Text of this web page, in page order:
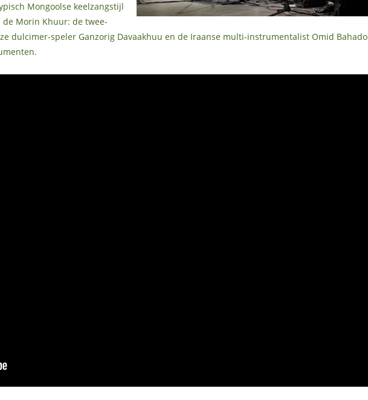
Mongoolse keelzangstijl
Morin Khuur: de twee-
dulcimer-speler Ganzorig Davaakhuu en de Iraanse multi-instrumentalist Omid